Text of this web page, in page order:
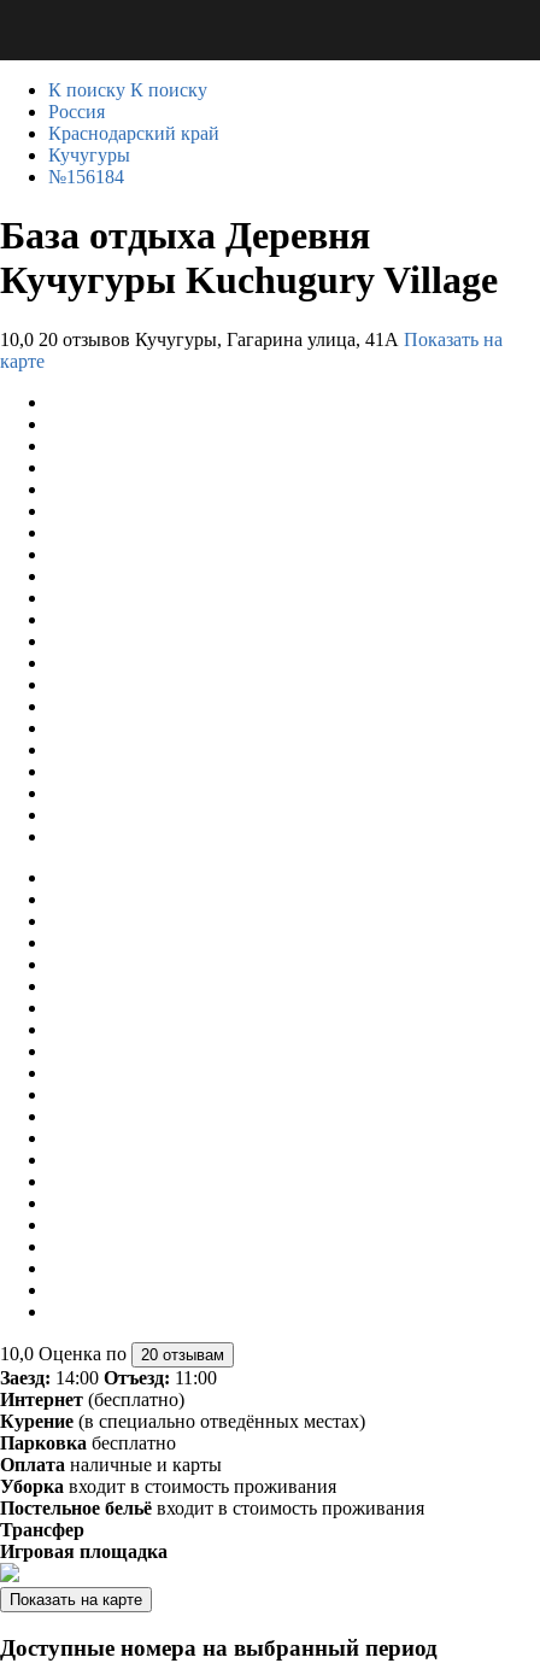
К поиску К поиску
Россия
Краснодарский край
Кучугуры
№156184
База отдыха Деревня
Кучугуры Kuchugury Village
10,0 20 отзывов Кучугуры, Гагарина улица, 41А Показать на
карте
10,0 Оценка по 20 отзывам
Заезд: 14:00 Отъезд: 11:00
Интернет (бесплатно)
Курение (в специально отведённых местах)
Парковка бесплатно
Оплата наличные и карты
Уборка входит в стоимость проживания
Постельное бельё входит в стоимость проживания
Трансфер
Игровая площадка
Показать на карте
Доступные номера на выбранный период